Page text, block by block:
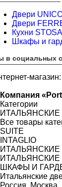
Двери
Двери
Кухни STOSA
Шкафы и
в социальных
Категории
ИТАЛЬЯНСКИЕ
Все товары
SUITE
INTAGLIO
ИТАЛЬЯНСКИЕ
ШКАФЫ И
Итальянские
Россия,